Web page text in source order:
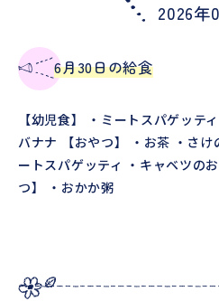
2026年
6月30日の給食
【幼児食】 ・ミートスパゲッテ
バナナ 【おやつ】 ・お茶 ・さ
ートスパゲッティ ・キャベツの
つ】 ・おかか粥